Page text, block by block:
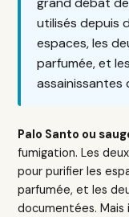
utilisés depuis
espaces, les
parfumée, et
assainissantes
Palo Santo ou
fumigation. Les
pour purifier les
parfumée, et les
documentées.